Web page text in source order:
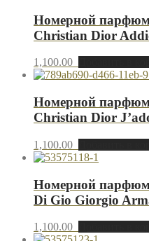
Номерной
Christian Dior
1,100.00
Номерной
Christian Dior
1,100.00
Номерной
Di Gio Giorgio
1,100.00